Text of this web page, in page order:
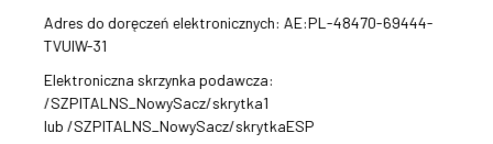
Adres do doręczeń elektronicznych: AE:PL-48470-69444-
TVUIW-31
Elektroniczna skrzynka podawcza:
/SZPITALNS_NowySacz/skrytka1
lub /SZPITALNS_NowySacz/skrytkaESP